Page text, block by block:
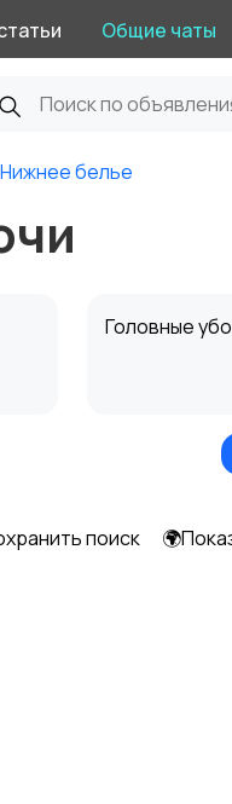
Общие чаты
Нижнее белье
Головные
поиск